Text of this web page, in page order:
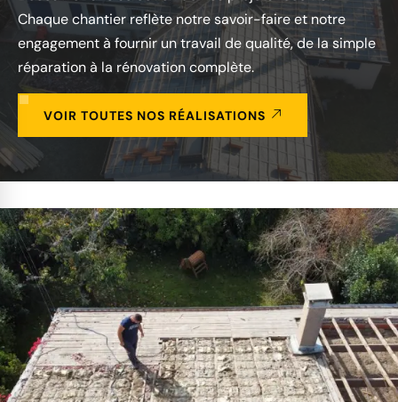
Chaque chantier reflète notre savoir-faire et notre
engagement à fournir un travail de qualité, de la simple
réparation à la rénovation complète.
VOIR TOUTES NOS RÉALISATIONS